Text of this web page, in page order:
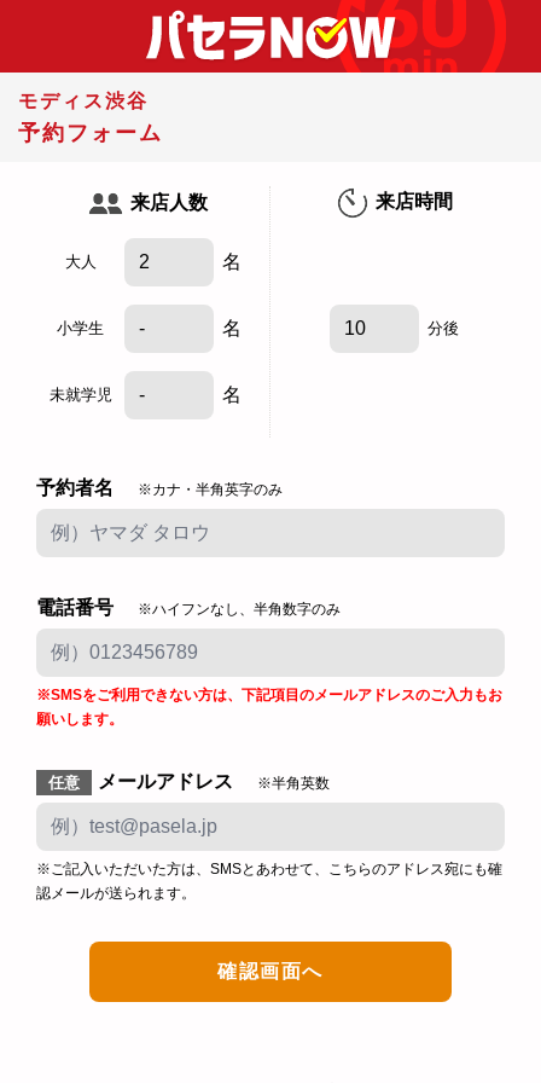
モディス渋谷
予約フォーム
来店人数
大人 名
小学生 名
未就学児 名
来店時間
分後
予約者名 ※カナ・半角英字のみ
電話番号 ※ハイフンなし、半角数字のみ
※SMSをご利用できない方は、下記項目のメールアドレスのご入力もお
願いします。
任意 メールアドレス ※半角英数
※ご記入いただいた方は、SMSとあわせて、こちらのアドレス宛にも確
認メールが送られます。